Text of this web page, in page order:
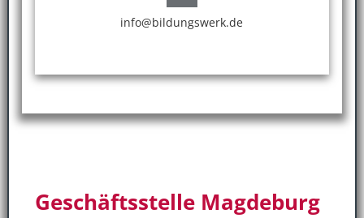
info@bildungswerk.de
Geschäftsstelle Magdeburg